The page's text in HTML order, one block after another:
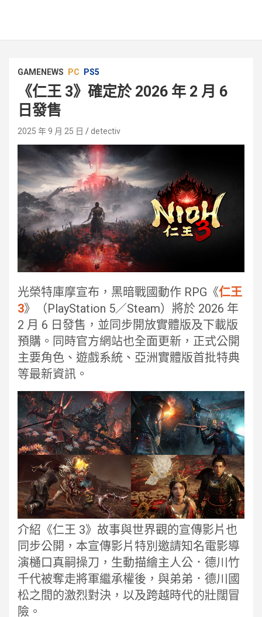
GAMENEWS PC PS5
《仁王 3》確定於 2026 年 2 月 6
日發售
2025 年 9 月 25 日 detectiv
光榮特庫摩宣布，黑暗戰國動作 RPG《仁王
3》（PlayStation 5／Steam）將於 2026 年
2 月 6 日發售，並同步開放實體版及下載版
預購。同時官方網站也全面更新，正式公開
主要角色、遊戲系統、亞洲實體版首批特典
等最新資訊。
介紹《仁王 3》故事與世界觀的宣傳影片也
同步公開，本宣傳影片特別邀請知名電影導
演樋口真嗣操刀，生動描繪主人公．德川竹
千代被奪走將軍繼承權後，與弟弟．德川國
松之間的激烈對決，以及跨越時代的壯闊冒
險。